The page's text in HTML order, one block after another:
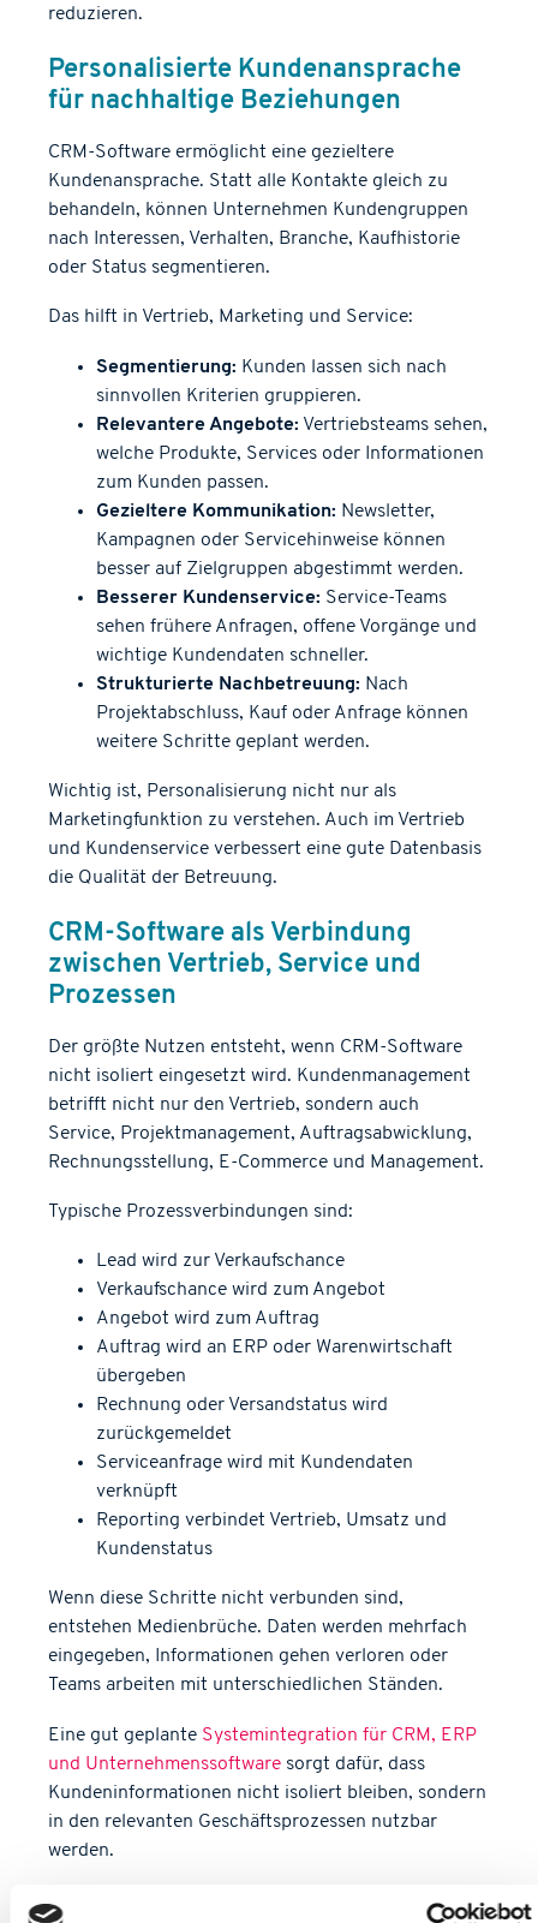
reduzieren.
Personalisierte Kundenansprache
für nachhaltige Beziehungen
CRM-Software ermöglicht eine gezieltere
Kundenansprache. Statt alle Kontakte gleich zu
behandeln, können Unternehmen Kundengruppen
nach Interessen, Verhalten, Branche, Kaufhistorie
oder Status segmentieren.
Das hilft in Vertrieb, Marketing und Service:
Segmentierung: Kunden lassen sich nach
sinnvollen Kriterien gruppieren.
Relevantere Angebote: Vertriebsteams sehen,
welche Produkte, Services oder Informationen
zum Kunden passen.
Gezieltere Kommunikation: Newsletter,
Kampagnen oder Servicehinweise können
besser auf Zielgruppen abgestimmt werden.
Besserer Kundenservice: Service-Teams
sehen frühere Anfragen, offene Vorgänge und
wichtige Kundendaten schneller.
Strukturierte Nachbetreuung: Nach
Projektabschluss, Kauf oder Anfrage können
weitere Schritte geplant werden.
Wichtig ist, Personalisierung nicht nur als
Marketingfunktion zu verstehen. Auch im Vertrieb
und Kundenservice verbessert eine gute Datenbasis
die Qualität der Betreuung.
CRM-Software als Verbindung
zwischen Vertrieb, Service und
Prozessen
Der größte Nutzen entsteht, wenn CRM-Software
nicht isoliert eingesetzt wird. Kundenmanagement
betrifft nicht nur den Vertrieb, sondern auch
Service, Projektmanagement, Auftragsabwicklung,
Rechnungsstellung, E-Commerce und Management.
Typische Prozessverbindungen sind:
Lead wird zur Verkaufschance
Verkaufschance wird zum Angebot
Angebot wird zum Auftrag
Auftrag wird an ERP oder Warenwirtschaft
übergeben
Rechnung oder Versandstatus wird
zurückgemeldet
Serviceanfrage wird mit Kundendaten
verknüpft
Reporting verbindet Vertrieb, Umsatz und
Kundenstatus
Wenn diese Schritte nicht verbunden sind,
entstehen Medienbrüche. Daten werden mehrfach
eingegeben, Informationen gehen verloren oder
Teams arbeiten mit unterschiedlichen Ständen.
Eine gut geplante Systemintegration für CRM, ERP
und Unternehmenssoftware sorgt dafür, dass
Kundeninformationen nicht isoliert bleiben, sondern
in den relevanten Geschäftsprozessen nutzbar
werden.
CRM und ERP: Warum die